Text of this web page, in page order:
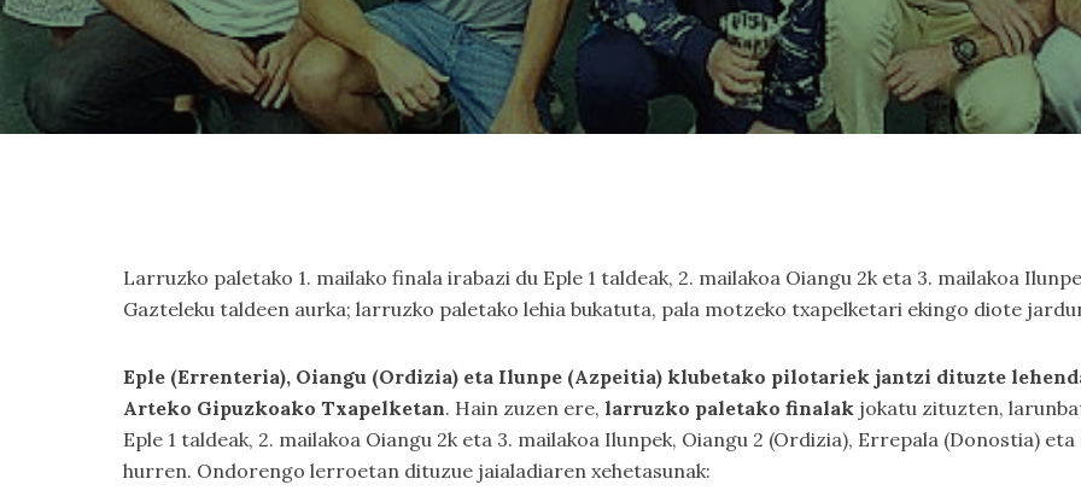
Larruzko paletako 1. mailako finala irabazi du Eple 1 taldeak, 2. mailakoa Oiangu 2k eta 3. mailakoa
Gazteleku taldeen aurka; larruzko paletako lehia bukatuta, pala motzeko txapelketari ekingo diote
Eple (Errenteria), Oiangu (Ordizia) eta Ilunpe (Azpeitia) klubetako pilotariek jantzi dituzte
Arteko Gipuzkoako Txapelketan. Hain zuzen ere, larruzko paletako finalak jokatu zituzten,
Eple 1 taldeak, 2. mailakoa Oiangu 2k eta 3. mailakoa Ilunpek, Oiangu 2 (Ordizia), Errepala (Donostia)
hurren. Ondorengo lerroetan dituzue jaialadiaren xehetasunak: